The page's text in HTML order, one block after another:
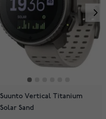
Suunto Vertical Titanium
Solar Sand